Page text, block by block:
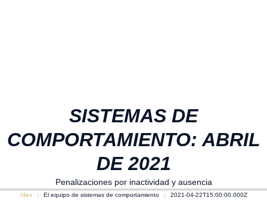
SISTEMAS DE
COMPORTAMIENTO: ABRIL
DE 2021
Penalizaciones por inactividad y ausencia
/dev El equipo de sistemas de comportamiento 2021-04-22T15:00:00.000Z